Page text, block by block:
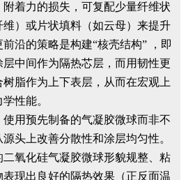
着力的损失，可复配少量纤维状
）或片状填料（如云母）来提升
沿的策略是构建“核壳结构” ，即
中间作为隔热芯层，而用韧性更
脂作为上下表层，从而在宏观上
性能。
用预先制备的气凝胶微球而非不
头上改善分散性和涂层均匀性。
氧化硅气凝胶微球形貌规整、粘
现出良好的隔热效果（正反面温